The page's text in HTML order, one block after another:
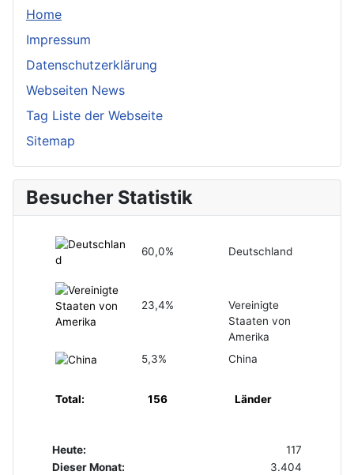
Home
Impressum
Datenschutzerklärung
Webseiten News
Tag Liste der Webseite
Sitemap
Besucher Statistik
60,0% Deutschland
23,4%
Vereinigte
Staaten von
Amerika
5,3%
China
Total: 156 Länder
Heute:
117
Dieser Monat:
3.404